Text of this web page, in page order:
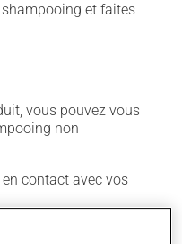
et faites
vous pouvez vous
non
contact avec vos
deux fois par